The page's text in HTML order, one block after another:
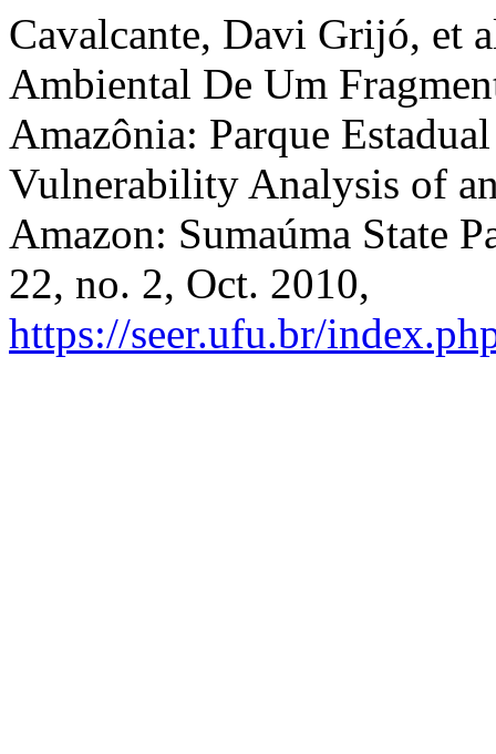
Cavalcante, Davi Grijó, et
Ambiental De Um
Amazônia: Parque
Vulnerability Analysis of
Amazon: Sumaúma State
22, no. 2, Oct. 2010,
https://seer.ufu.br/